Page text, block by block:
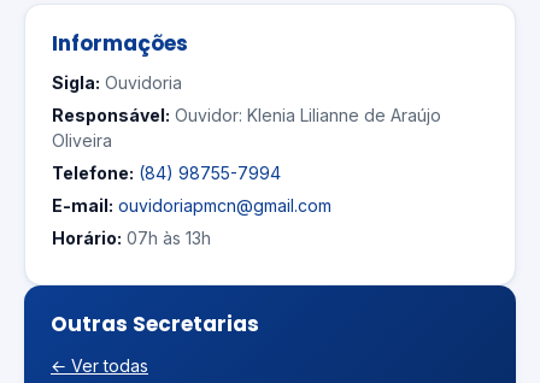
Informações
Sigla: Ouvidoria
Responsável: Ouvidor: Klenia Lilianne de Araújo
Oliveira
Telefone: (84) 98755-7994
E-mail: ouvidoriapmcn@gmail.com
Horário: 07h às 13h
Outras Secretarias
← Ver todas